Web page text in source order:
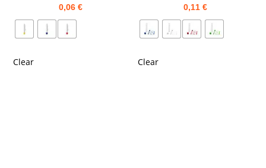
0,06€
Clear
0,11 €
Clear